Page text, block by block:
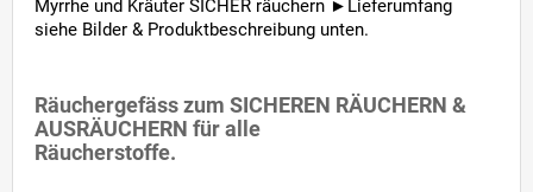
Myrrhe und Kräuter SICHER räuchern ►Lieferumfang
siehe Bilder & Produktbeschreibung unten.
Räuchergefäss zum SICHEREN RÄUCHERN &
AUSRÄUCHERN für alle
Räucherstoffe.